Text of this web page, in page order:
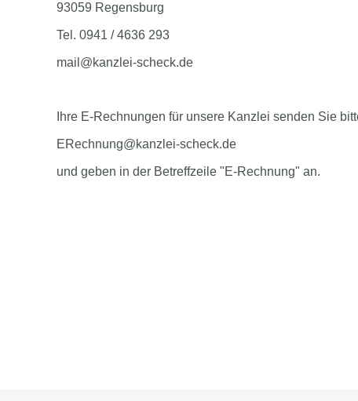
93059 Regensburg
Tel. 0941 / 4636 293
mail@kanzlei-scheck.de
Ihre E-Rechnungen für unsere Kanzlei senden Sie
ERechnung@kanzlei-scheck.de
und geben in der Betreffzeile "E-Rechnung" an.